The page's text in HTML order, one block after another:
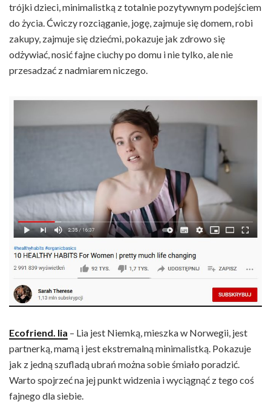
trójki dzieci, minimalistką z totalnie pozytywnym podejściem
do życia. Ćwiczy rozciąganie, jogę, zajmuje się domem, robi
zakupy, zajmuje się dziećmi, pokazuje jak zdrowo się
odżywiać, nosić fajne ciuchy po domu i nie tylko, ale nie
przesadzać z nadmiarem niczego.
Ecofriend. lia – Lia jest Niemką, mieszka w Norwegii, jest
partnerką, mamą i jest ekstremalną minimalistką. Pokazuje
jak z jedną szufladą ubrań można sobie śmiało poradzić.
Warto spojrzeć na jej punkt widzenia i wyciągnąć z tego coś
fajnego dla siebie.